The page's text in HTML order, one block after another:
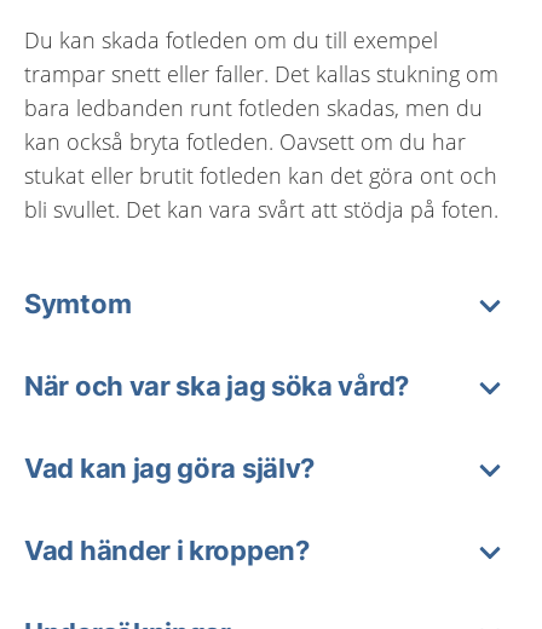
Du kan skada fotleden om du till exempel
trampar snett eller faller. Det kallas stukning om
bara ledbanden runt fotleden skadas, men du
kan också bryta fotleden. Oavsett om du har
stukat eller brutit fotleden kan det göra ont och
bli svullet. Det kan vara svårt att stödja på foten.
Symtom
När och var ska jag söka vård?
Vad kan jag göra själv?
Vad händer i kroppen?